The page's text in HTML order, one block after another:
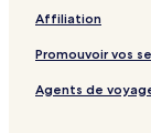
Affiliation
Promouvoir vos
Agents de